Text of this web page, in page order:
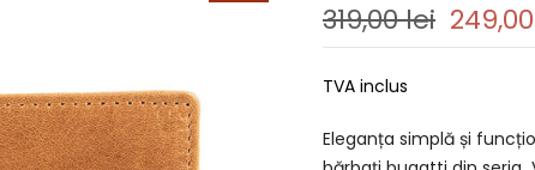
319,00 lei
TVA inclus
Eleganța simplă și